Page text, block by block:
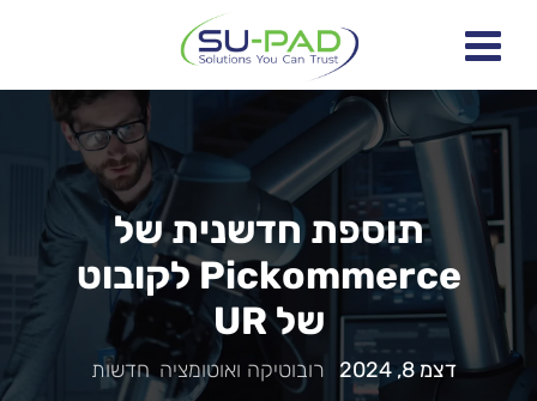
תוספת חדשנית של
Pickommerce לקובוט
של UR
דצמ 8, 2024 רובוטיקה ואוטומציה ,חדשות